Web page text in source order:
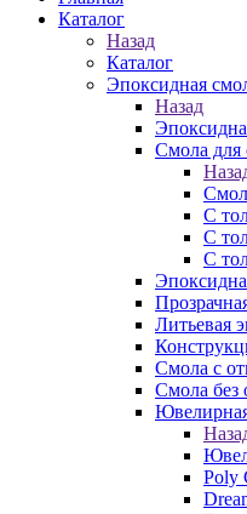
Каталог
Назад
Каталог
Эпоксидная
Назад
Смола для
С
С
С
Литьевая
Смола с
Смола без
Poly